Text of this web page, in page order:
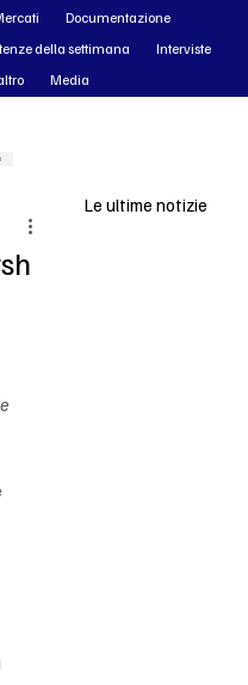
Le ultime notizie
Documentazione
della settimana
Interviste
Media